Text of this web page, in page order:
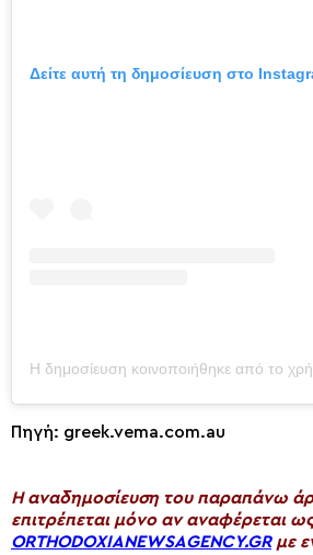
Δείτε αυτή τη δημοσίευση στο
Πηγή: greek.vema.com.au
H αναδημοσίευση του παραπάνω
επιτρέπεται μόνο αν αναφέρεται
ORTHODOXIANEWSAGENCY.GRμε